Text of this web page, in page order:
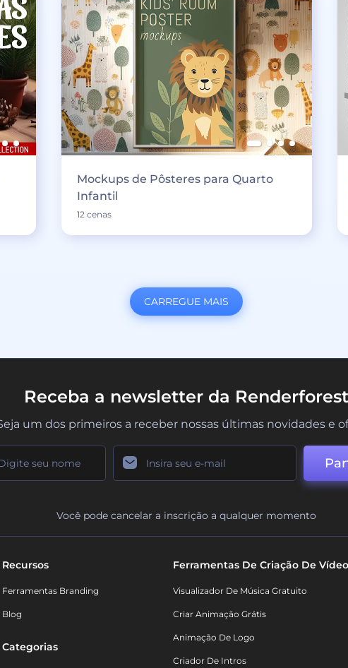
Mockups de Pôsteres para Quarto
Infantil
12 cenas
CARREGUE MAIS
Receba a newsletter da Renderforest
um dos primeiros a receber nossas últimas novidades e
Você pode cancelar a inscrição a qualquer momento
Recursos
Ferramentas Branding
Blog
Categorias
Ferramentas De Criação De Vídeo
Visualizador De Música Gratuito
Criar Animação Grátis
Animação De Logo
Criador De Intros